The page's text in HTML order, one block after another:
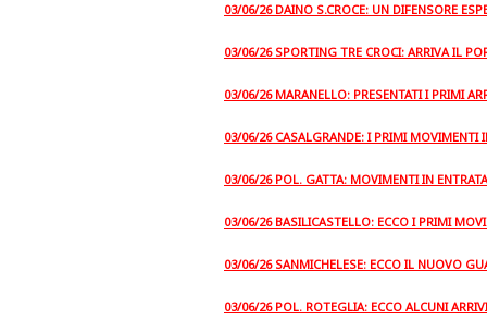
03/06/26 DAINO S.CROCE: UN DIFENSORE
03/06/26 SPORTING TRE CROCI: ARRIVA IL
03/06/26 MARANELLO: PRESENTATI I PRIMI
03/06/26 CASALGRANDE: I PRIMI MOVIMENTI
03/06/26 POL. GATTA: MOVIMENTI IN ENTRATA
03/06/26 BASILICASTELLO: ECCO I PRIMI
03/06/26 SANMICHELESE: ECCO IL NUOVO
03/06/26 POL. ROTEGLIA: ECCO ALCUNI